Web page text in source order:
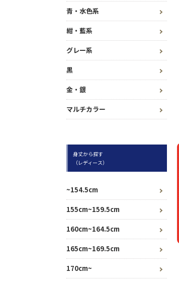
青・水色系
紺・藍系
グレー系
黒
金・銀
マルチカラー
身丈から探す
（レディース）
~154.5cm
155cm~159.5cm
160cm~164.5cm
165cm~169.5cm
170cm~